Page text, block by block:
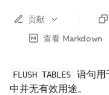
贡献
查看 Markdown
FLUSH TABLES
语句用
中并无有效用途。